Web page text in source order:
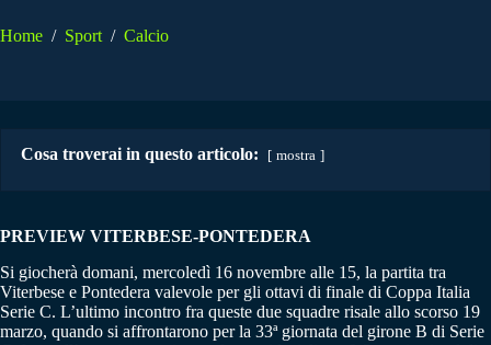
Home / Sport / Calcio
Cosa troverai in questo articolo: mostra
PREVIEW VITERBESE-PONTEDERA
Si giocherà domani, mercoledì 16 novembre alle 15, la partita tra
Viterbese e Pontedera valevole per gli ottavi di finale di Coppa Italia
Serie C. L’ultimo incontro fra queste due squadre risale allo scorso 19
marzo, quando si affrontarono per la 33ª giornata del girone B di Serie